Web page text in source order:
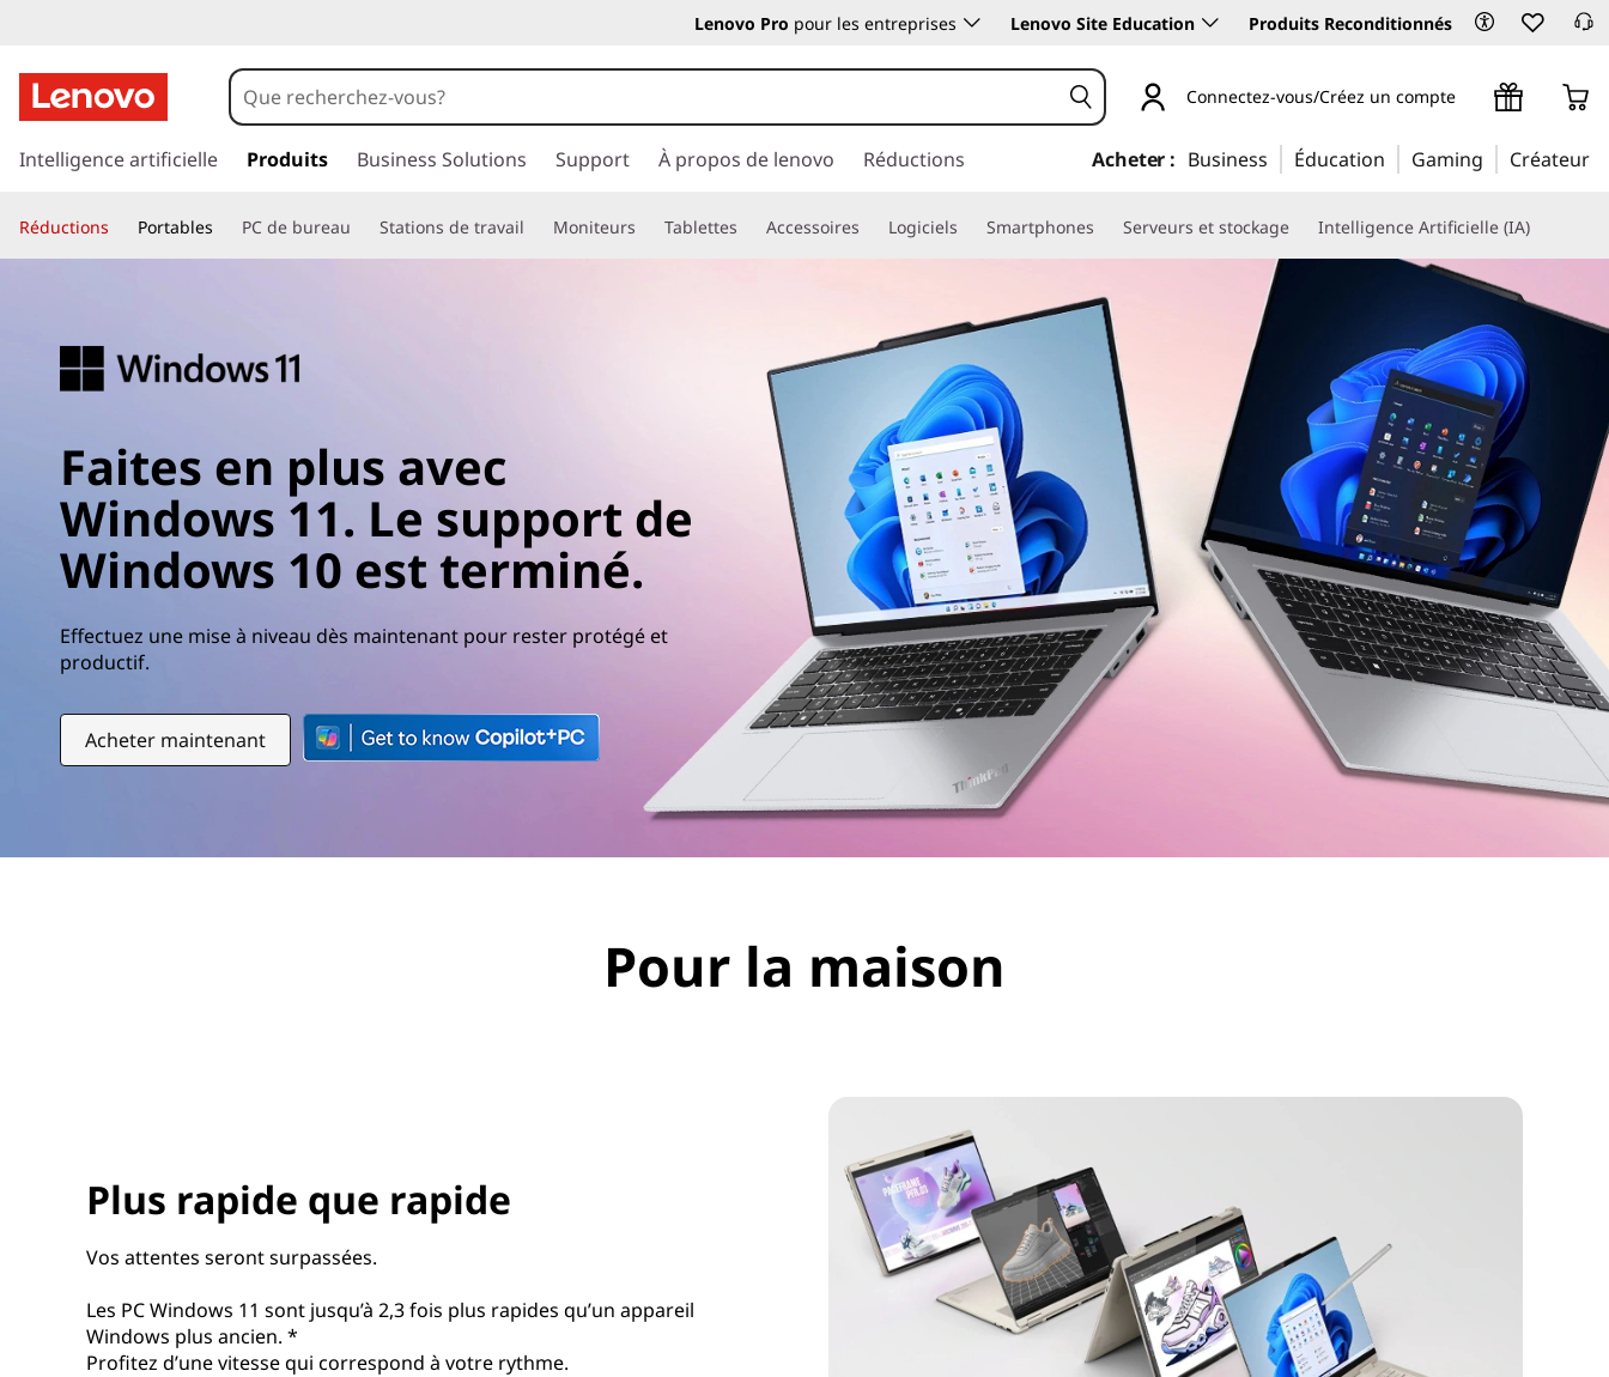
Lenovo Pro pour les entreprises Lenovo Site Education Produits Reconditionnés
a
e
r
Connectez-vous/Créez un compte
Intelligence artificielle Produits Business Solutions Support À propos de lenovo Réductions Acheter : Business Éducation Gaming Créateur
Réductions Portables PC de bureau Stations de travail Moniteurs Tablettes Accessoires Logiciels Smartphones Serveurs et stockage Intelligence Artificielle (IA)
Faites en plus avec
Windows 11. Le support de
Windows 10 est terminé.
Effectuez une mise à niveau dès maintenant pour rester protégé et
productif.
Acheter maintenant
Pour la maison
Plus rapide que rapide
Vos attentes seront surpassées.
Les PC Windows 11 sont jusqu’à 2,3 fois plus rapides qu’un appareil
Windows plus ancien. *
Profitez d’une vitesse qui correspond à votre rythme.